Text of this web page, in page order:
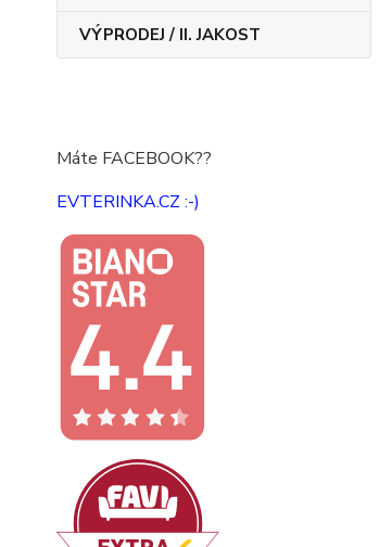
VÝPRODEJ / II. JAKOST
Máte FACEBOOK??
EVTERINKA.CZ :-)